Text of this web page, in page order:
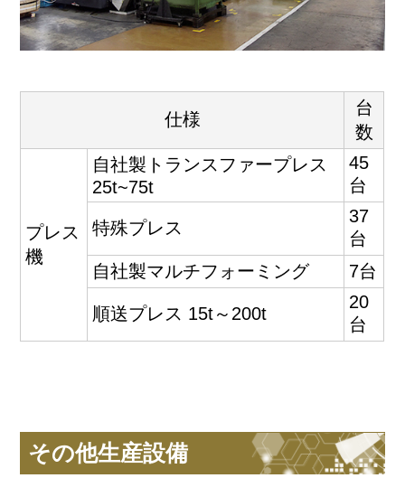
仕様
台
数
プレス
機
自社製トランスファープレス
25t~75t
45
台
特殊プレス
37
台
自社製マルチフォーミング
7台
順送プレス 15t～200t
20
台
その他生産設備